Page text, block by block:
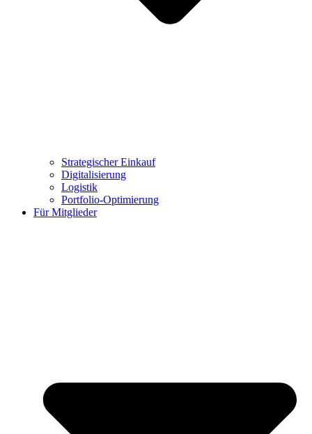
Strategischer Einkauf
Digitalisierung
Logistik
Portfolio-Optimierung
Für Mitglieder